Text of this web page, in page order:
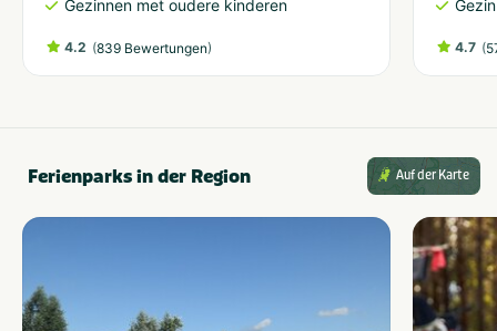
Gezinnen met oudere kinderen
4.2 (839 Bewertungen) 4.7 (
Ferienparks in der Region Auf der Karte